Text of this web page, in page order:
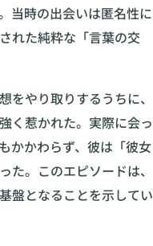
当時の出会いは匿名性に
れた純粋な「言葉の交
をやり取りするうちに、
く惹かれた。実際に会っ
かかわらず、彼は「彼女
た。このエピソードは、
盤となることを示してい